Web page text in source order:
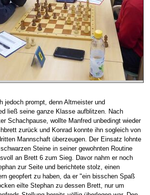
jedoch prompt, denn Altmeister und
ließ seine ganze Klasse aufblitzen. Nach
Schachpause, wollte Manfred unbedingt wieder
zurück und Konrad konnte ihn sogleich von
Mannschaft überzeugen. Der Einsatz lohnte
Steine in seiner gewohnten Routine
an Brett 6 zum Sieg. Davor nahm er noch
zur Seite und berichtete stolz, einen
geopfert zu haben, da er "ein bisschen Spaß
eilte Stephan zu dessen Brett, nur um